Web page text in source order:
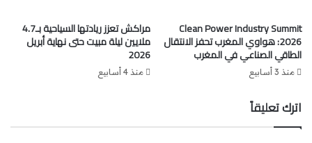
وكان مؤشر “مازي” قد أنهى تداولات، أمس الثلاثاء، على خسارة
بنسبة 0,55 في المائة.
Clean Power Industry Summit
2026: هواوي المغرب تحفز الانتقال
الطاقي الصناعي في المغرب
منذ 3 أسابيع
مراكش تعزز ريادتها السياحية بـ4.7
ملايين ليلة مبيت حتى نهاية أبريل
2026
منذ 4 أسابيع
اترك تعليقاً